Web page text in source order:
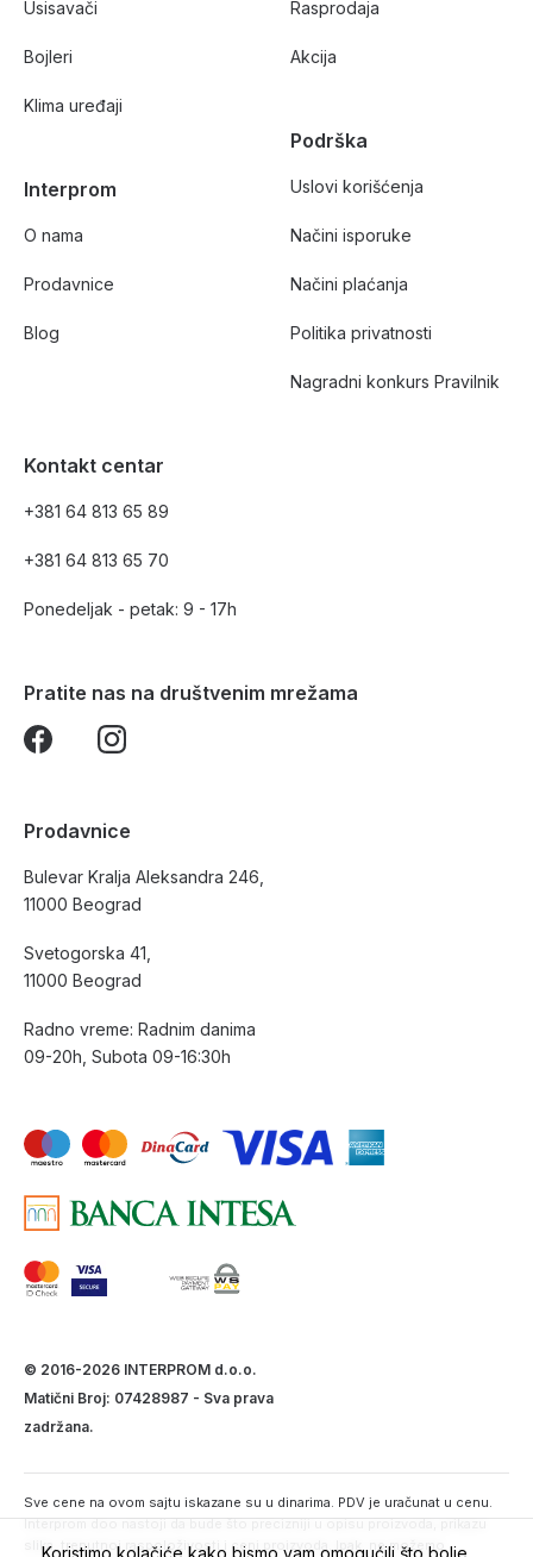
Usisavači
Bojleri
Klima uređaji
Interprom
O nama
Prodavnice
Blog
Rasprodaja
Akcija
Podrška
Uslovi korišćenja
Načini isporuke
Načini plaćanja
Politika privatnosti
Nagradni konkurs Pravilnik
Kontakt centar
+381 64 813 65 89
+381 64 813 65 70
Ponedeljak - petak: 9 - 17h
Pratite nas na društvenim mrežama
Prodavnice
Bulevar Kralja Aleksandra 246,
11000 Beograd
Svetogorska 41,
11000 Beograd
Radno vreme: Radnim danima
09-20h, Subota 09-16:30h
© 2016-2026 INTERPROM d.o.o.
Matični Broj: 07428987 - Sva prava
zadržana.
Sve cene na ovom sajtu iskazane su u dinarima. PDV je uračunat u cenu.
Interprom doo nastoji da bude što precizniji u opisu proizvoda, prikazu
slika, trenutnoj raspoloživosti i ceni proizvoda. Ipak, ne možemo
Koristimo kolačiće kako bismo vam omogućili što bolje